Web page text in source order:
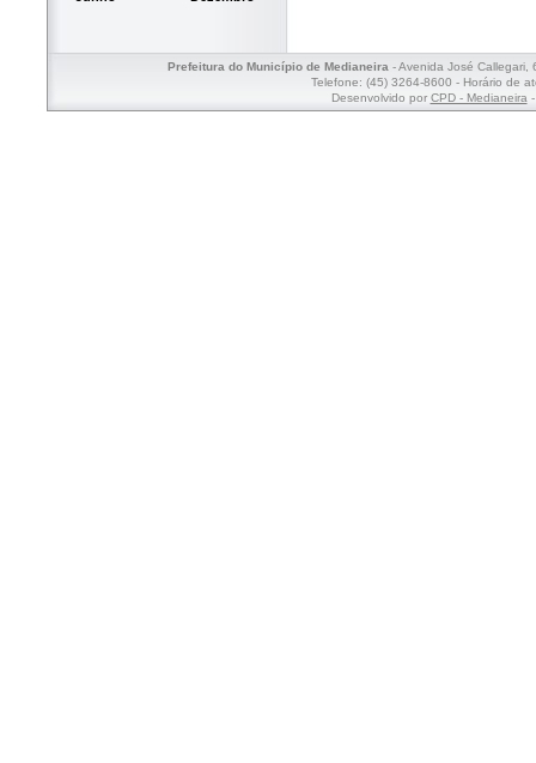
Prefeitura do Município de Medianeira- Avenida José Callegari,
Telefone: (45) 3264-8600 - Horário de
Desenvolvido por CPD - Medianeira-